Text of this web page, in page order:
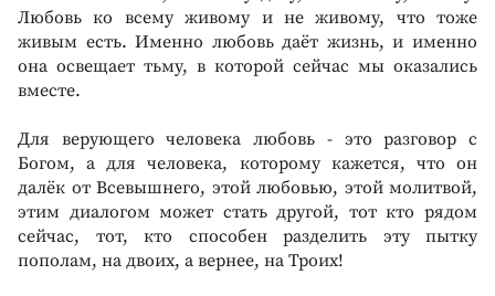
Любовь ко всему живому и не живому, что тоже
живым есть. Именно любовь даёт жизнь, и именно
она освещает тьму, в которой сейчас мы оказались
вместе.
Для верующего человека любовь - это разговор с
Богом, а для человека, которому кажется, что он
далёк от Всевышнего, этой любовью, этой молитвой,
этим диалогом может стать другой, тот кто рядом
сейчас, тот, кто способен разделить эту пытку
пополам, на двоих, а вернее, на Троих!